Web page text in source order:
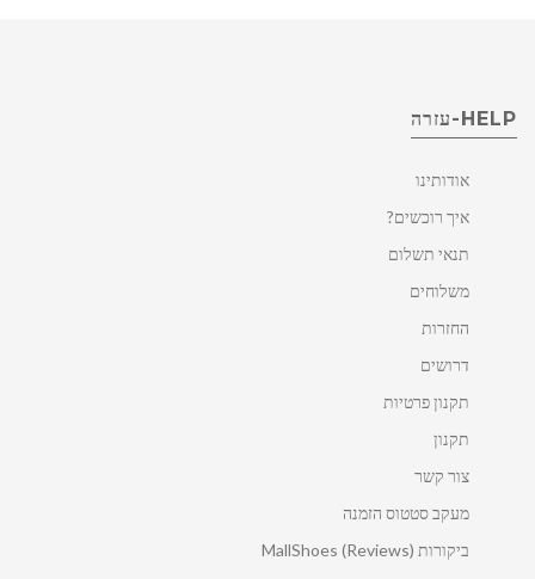
HELP-עזרה
אודותינו
איך רוכשים?
תנאי תשלום
משלוחים
החזרות
דרושים
תקנון פרטיות
תקנון
צור קשר
מעקב סטטוס הזמנה
ביקורות MallShoes (Reviews)